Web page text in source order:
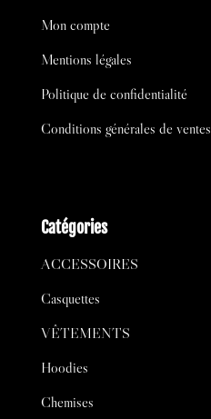
Mon compte
Mentions légales
Politique de confidentialité
Conditions générales de ventes
Catégories
ACCESSOIRES
Casquettes
VÊTEMENTS
Hoodies
Chemises